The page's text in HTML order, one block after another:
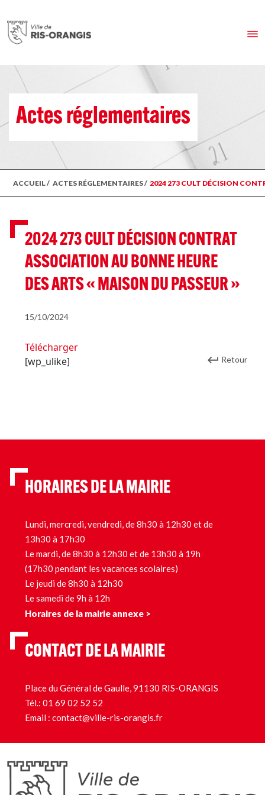
Actes réglementaires
ACCUEIL/ ACTES RÉGLEMENTAIRES/ 2024 273 CULT DÉCISION
2024 273 CULT DÉCISION CONTRAT
ASSOCIATION AU BONNE HEURE
DES ARTS « MAISON DU PASSEUR »
15/10/2024
Télécharger
[wp_ulike]
Retour
HORAIRES DE LA MAIRIE
Lundi, mercredi, vendredi, de 8h30 à 12h30 et de
13h30 à 17h30
Le mardi, de 8h30 à 12h30 et de 13h30 à 19h
(17h30 pendant les vacances scolaires)
Le jeudi de 8h30 à 12h30
Le samedi de 9h à 12h
Horaires de la mairie annexe >
CONTACT DE LA MAIRIE
Place du Général de Gaulle, 91130 RIS-ORANGIS
Tél.: 01 69 02 52 52
Email : contact@ville-ris-orangis.fr